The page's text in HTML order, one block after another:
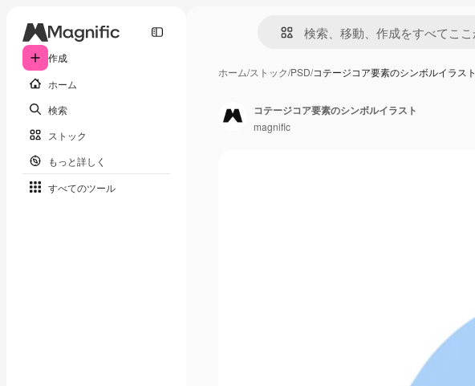
作成
ホーム
検索
ストック
もっと詳しく
すべてのツール
ホーム/ストック/PSD/コテージコア要素のシンボルイラスト
コテージコア要素のシンボルイラスト
magnific